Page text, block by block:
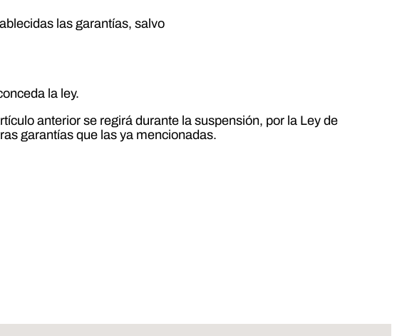
las garantías, salvo
la ley.
anterior se regirá durante la suspensión, por la Ley de
garantías que las ya mencionadas.